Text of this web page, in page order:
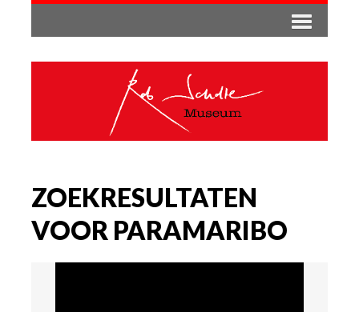
ZOEKRESULTATEN
VOOR PARAMARIBO